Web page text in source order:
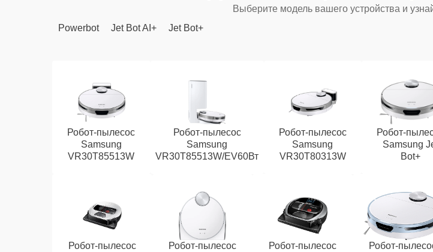
Выберите модель вашего устройства и
Powerbot
Jet Bot AI+ Jet Bot+
Робот-пылесос
Samsung
VR30T85513W
Робот-пылесос
Samsung
VR30T85513W/EV60Вт
Робот-пылесос
Samsung
VR30T80313W
Робот-
Samsung
Bot+
Робот-пылесос
Робот-пылесос
Робот-пылесос
Робот-